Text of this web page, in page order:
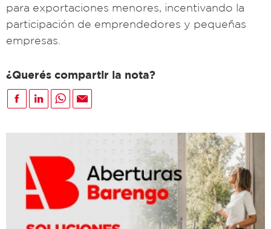
para exportaciones menores, incentivando la
participación de emprendedores y pequeñas
empresas.
¿Querés compartir la nota?